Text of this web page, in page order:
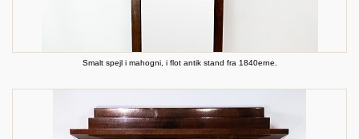
Smalt spejl i mahogni, i flot antik stand fra 1840erne.